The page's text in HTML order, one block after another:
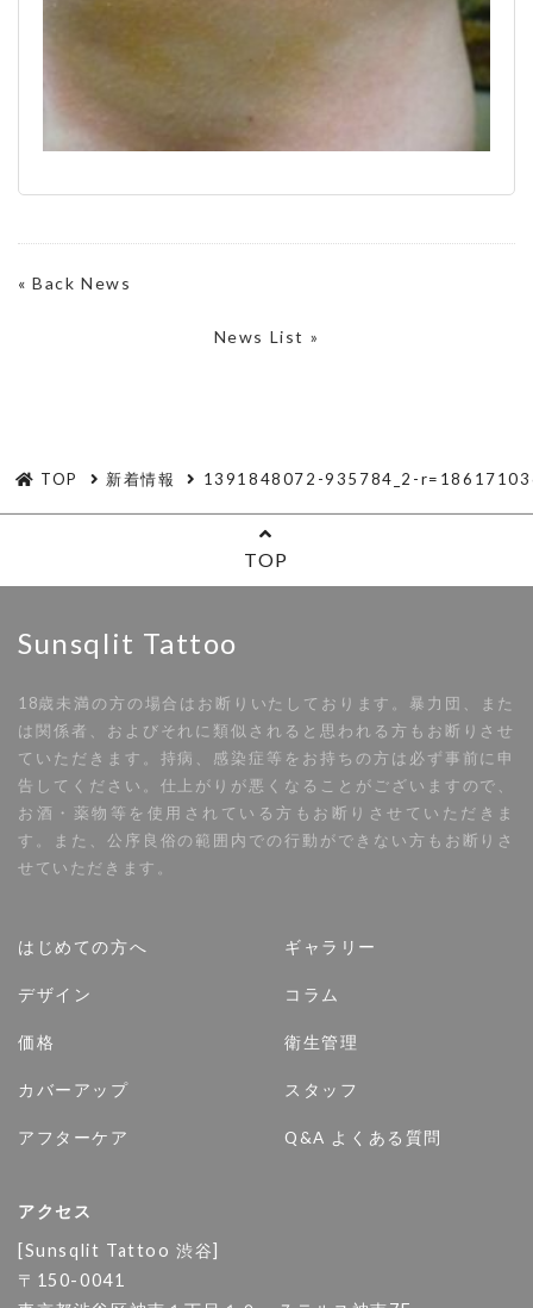
«Back News
News List »
TOP 新着情報 1391848072-935784_2-
TOP
Sunsqlit Tattoo
18歳未満の方の場合はお断りいたしております。暴力団、また
は関係者、およびそれに類似されると思われる方もお断りさせ
ていただきます。持病、感染症等をお持ちの方は必ず事前に申
告してください。仕上がりが悪くなることがございますので、
お酒・薬物等を使用されている方もお断りさせていただきま
す。また、公序良俗の範囲内での行動ができない方もお断りさ
せていただきます。
はじめての方へ
デザイン
価格
カバーアップ
アフターケア
ギャラリー
コラム
衛生管理
スタッフ
Q&A よくある質問
アクセス
[Sunsqlit Tattoo 渋谷]
〒150-0041